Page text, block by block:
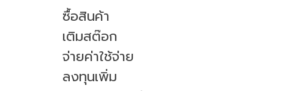
ซื้อสินค้า
เติมสต๊อก
จ่ายค่าใช้จ่าย
ลงทุนเพิ่ม